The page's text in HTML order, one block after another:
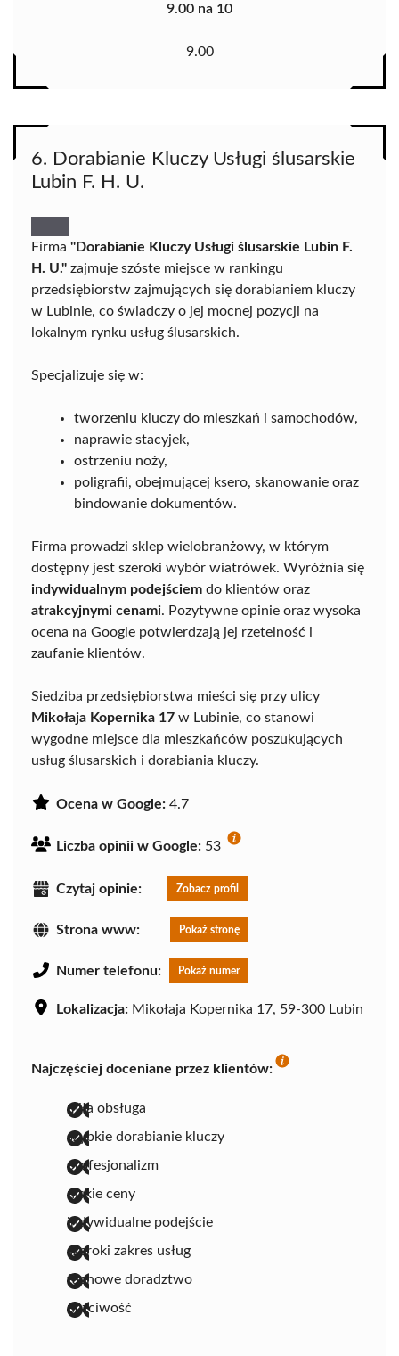
9.00 na 10
9.00
6. Dorabianie Kluczy Usługi ślusarskie
Lubin F. H. U.
Firma "Dorabianie Kluczy Usługi ślusarskie Lubin F.
H. U." zajmuje szóste miejsce w rankingu
przedsiębiorstw zajmujących się dorabianiem kluczy
w Lubinie, co świadczy o jej mocnej pozycji na
lokalnym rynku usług ślusarskich.
Specjalizuje się w:
tworzeniu kluczy do mieszkań i samochodów,
naprawie stacyjek,
ostrzeniu noży,
poligrafii, obejmującej ksero, skanowanie oraz
bindowanie dokumentów.
Firma prowadzi sklep wielobranżowy, w którym
dostępny jest szeroki wybór wiatrówek. Wyróżnia się
indywidualnym podejściem do klientów oraz
atrakcyjnymi cenami. Pozytywne opinie oraz wysoka
ocena na Google potwierdzają jej rzetelność i
zaufanie klientów.
Siedziba przedsiębiorstwa mieści się przy ulicy
Mikołaja Kopernika 17 w Lubinie, co stanowi
wygodne miejsce dla mieszkańców poszukujących
usług ślusarskich i dorabiania kluczy.
Ocena w Google: 4.7
Liczba opinii w Google: 53
Czytaj opinie: Zobacz profil
Strona www: Pokaż stronę
Numer telefonu: Pokaż numer
Lokalizacja: Mikołaja Kopernika 17, 59-300 Lubin
Najczęściej doceniane przez klientów:
miła obsługa
szybkie dorabianie kluczy
profesjonalizm
niskie ceny
indywidualne podejście
szeroki zakres usług
fachowe doradztwo
uczciwość